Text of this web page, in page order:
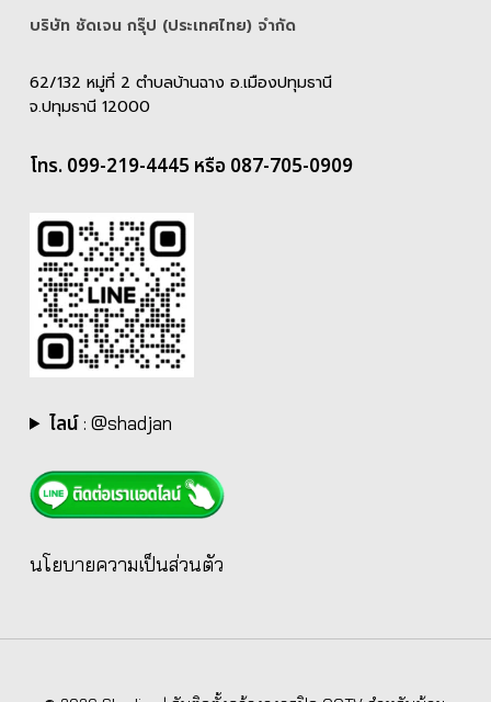
บริษัท ชัดเจน กรุ๊ป (ประเทศไทย) จํากัด
62/132 หมู่ที่ 2 ตำบลบ้านฉาง อ.เมืองปทุมธานี
จ.ปทุมธานี 12000
โทร. 099-219-4445 หรือ 087-705-0909
ไลน์: @shadjan
นโยบายความเป็นส่วนตัว